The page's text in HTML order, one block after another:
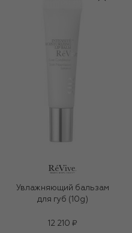
Увлажняющий бальзам
для губ (10g)
12 210 ₽